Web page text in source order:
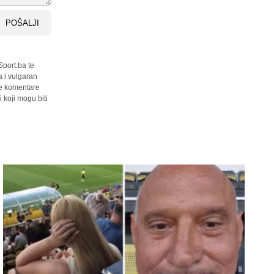
POŠALJI
te
i vulgaran
komentare
koji mogu biti